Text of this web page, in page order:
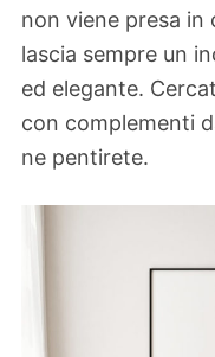
non viene presa in
lascia sempre un
ed elegante.
con complementi
ne pentirete.